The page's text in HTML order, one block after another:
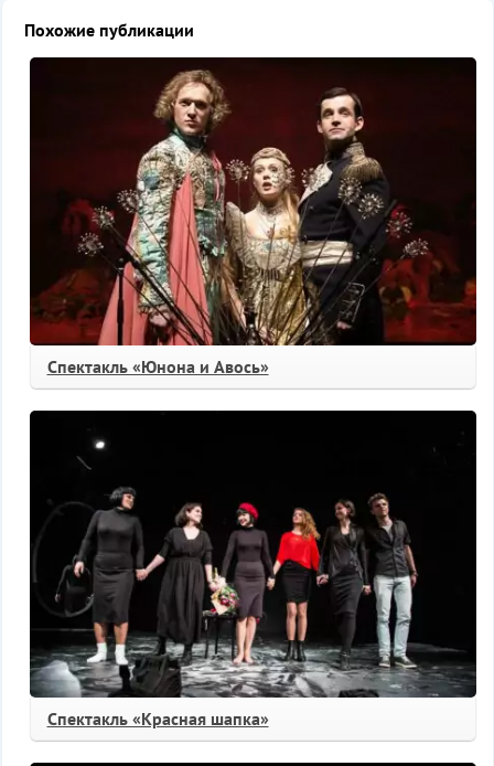
Похожие публикации
Спектакль «Юнона и Авось»
Спектакль «Красная шапка»